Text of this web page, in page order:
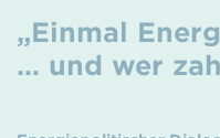
„Einmal
… und wer